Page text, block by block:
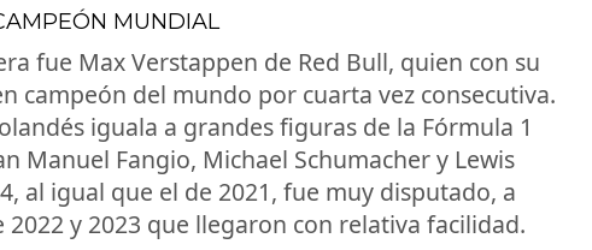
MUNDIAL
fue Max Verstappen de Red Bull, quien con su
campeón del mundo por cuarta vez consecutiva.
iguala a grandes figuras de la Fórmula 1
Manuel Fangio, Michael Schumacher y Lewis
al igual que el de 2021, fue muy disputado, a
y 2023 que llegaron con relativa facilidad.